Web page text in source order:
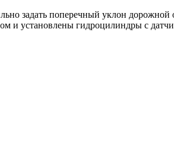
задать поперечный уклон
и установлены гидроцилиндры с